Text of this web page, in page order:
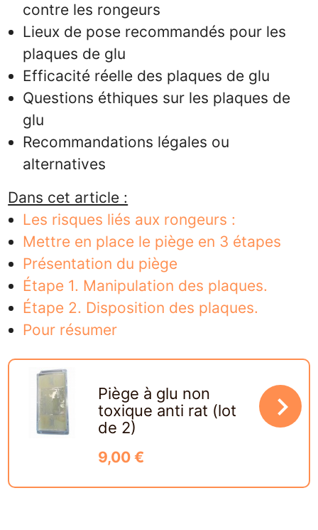
contre les rongeurs
Lieux de pose recommandés pour les
plaques de glu
Efficacité réelle des plaques de glu
Questions éthiques sur les plaques de
glu
Recommandations légales ou
alternatives
Dans cet article :
Les risques liés aux rongeurs :
Mettre en place le piège en 3 étapes
Présentation du piège
Étape 1. Manipulation des plaques.
Étape 2. Disposition des plaques.
Pour résumer
Piège à glu non
toxique anti rat (lot
de 2)
9,00 €
navigate_next